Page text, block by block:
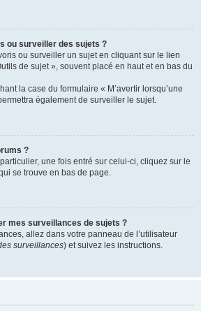
ou surveiller des sujets ?
ou surveiller un sujet en cliquant sur le lien
de sujet », souvent placé en haut et en bas du
la case du formulaire « M’avertir lorsqu’une
également de surveiller le sujet.
?
une fois entré sur celui-ci, cliquez sur le
se trouve en bas de page.
mes surveillances de sujets ?
allez dans votre panneau de l’utilisateur
surveillances) et suivez les instructions.